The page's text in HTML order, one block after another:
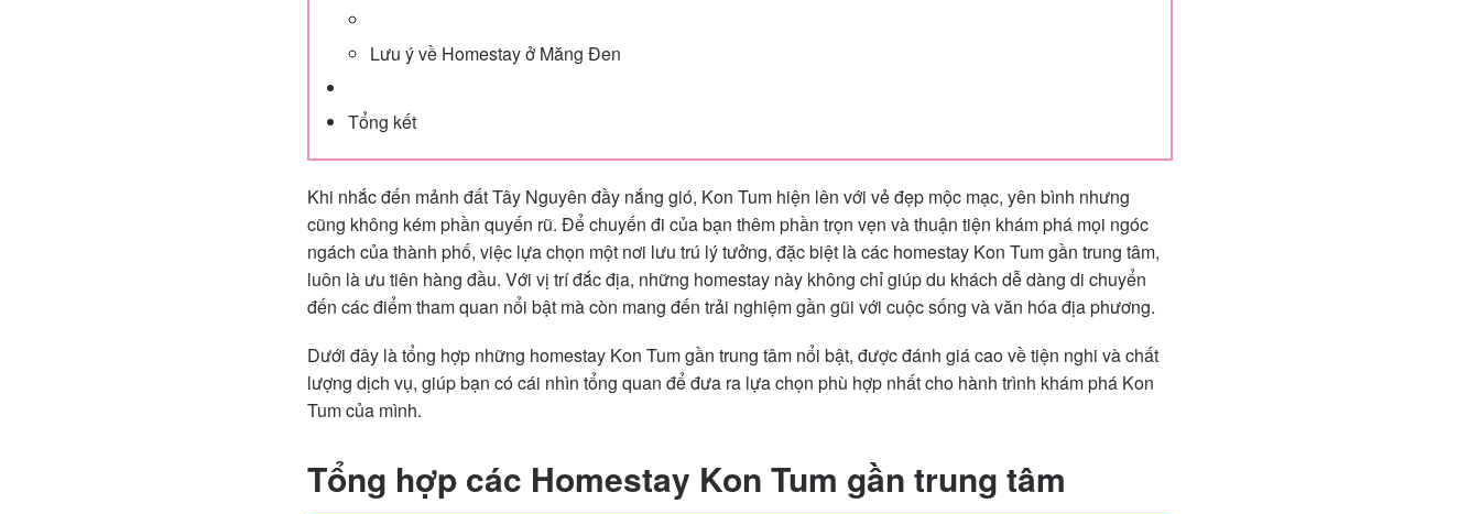
Lưu ý về Homestay ở Măng Đen
Tổng kết
Khi nhắc đến mảnh đất Tây Nguyên đầy nắng gió, Kon Tum hiện lên với vẻ đẹp mộc mạc, yên bình nhưng
cũng không kém phần quyến rũ. Để chuyến đi của bạn thêm phần trọn vẹn và thuận tiện khám phá mọi ngóc
ngách của thành phố, việc lựa chọn một nơi lưu trú lý tưởng, đặc biệt là các homestay Kon Tum gần trung tâm,
luôn là ưu tiên hàng đầu. Với vị trí đắc địa, những homestay này không chỉ giúp du khách dễ dàng di chuyển
đến các điểm tham quan nổi bật mà còn mang đến trải nghiệm gần gũi với cuộc sống và văn hóa địa phương.
Dưới đây là tổng hợp những homestay Kon Tum gần trung tâm nổi bật, được đánh giá cao về tiện nghi và chất
lượng dịch vụ, giúp bạn có cái nhìn tổng quan để đưa ra lựa chọn phù hợp nhất cho hành trình khám phá Kon
Tum của mình.
Tổng hợp các Homestay Kon Tum gần trung tâm